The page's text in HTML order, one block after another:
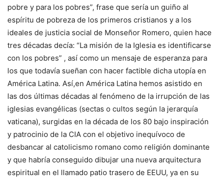
pobre y para los pobres”, frase que sería un guiño al
espíritu de pobreza de los primeros cristianos y a los
ideales de justicia social de Monseñor Romero, quien hace
tres décadas decía: “La misión de la Iglesia es identificarse
con los pobres” , así como un mensaje de esperanza para
los que todavía sueñan con hacer factible dicha utopía en
América Latina. Así,en América Latina hemos asistido en
las dos últimas décadas al fenómeno de la irrupción de las
iglesias evangélicas (sectas o cultos según la jerarquía
vaticana), surgidas en la década de los 80 bajo inspiración
y patrocinio de la CIA con el objetivo inequívoco de
desbancar al catolicismo romano como religión dominante
y que habría conseguido dibujar una nueva arquitectura
espiritual en el llamado patio trasero de EEUU, ya en su